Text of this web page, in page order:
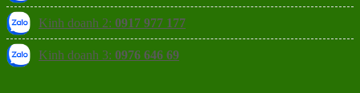
Kinh doanh 2: 0917 977 177
Kinh doanh 3: 0976 646 69